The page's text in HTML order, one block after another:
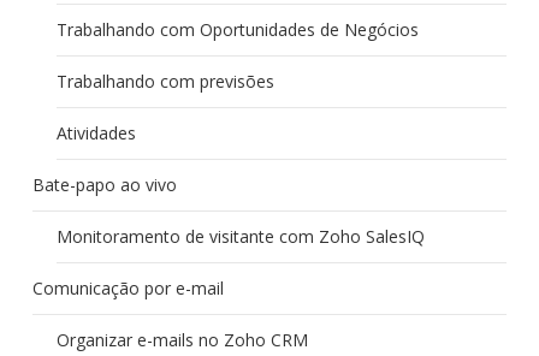
Trabalhando com Oportunidades de Negócios
Trabalhando com previsões
Atividades
Bate-papo ao vivo
Monitoramento de visitante com Zoho SalesIQ
Comunicação por e-mail
Organizar e-mails no Zoho CRM